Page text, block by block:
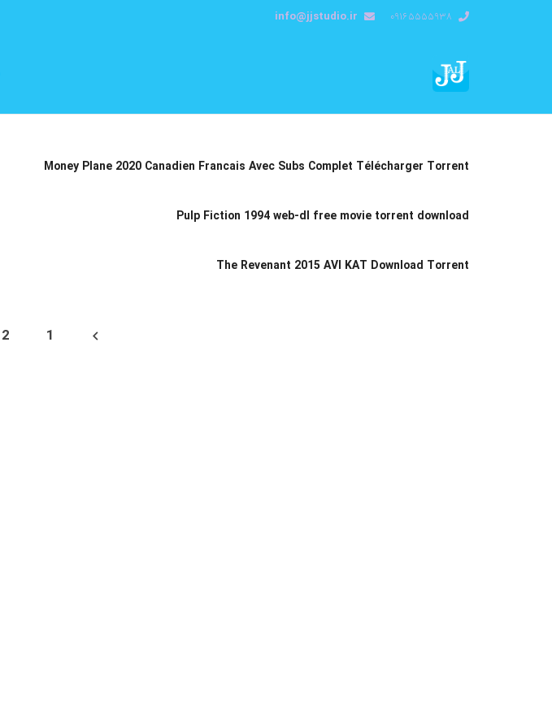
09165555938
info@jjstudio.ir
Money Plane 2020 Canadien Francais Avec Subs Complet Télécharger Torrent
Pulp Fiction 1994 web-dl free movie torrent download
The Revenant 2015 AVI KAT Download Torrent
1
2